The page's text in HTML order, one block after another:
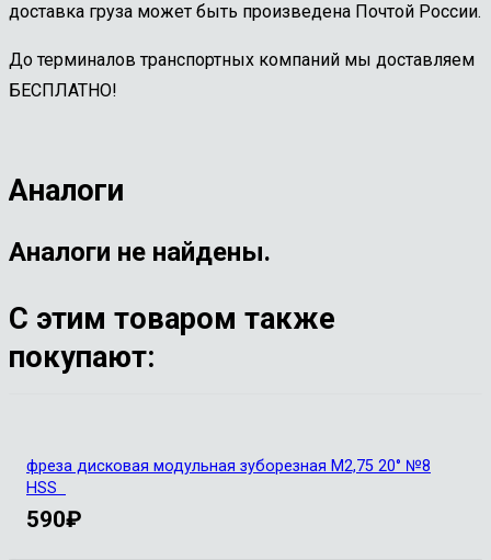
доставка груза может быть произведена Почтой России.
До терминалов транспортных компаний мы доставляем
БЕСПЛАТНО!
Аналоги
Аналоги не найдены.
С этим товаром также
покупают:
фреза дисковая модульная зуборезная М2,75 20° №8
HSS
590₽